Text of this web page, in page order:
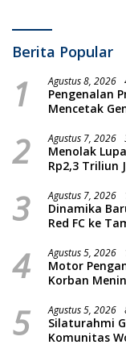
Berita Popular
1 Agustus 8, 2026
Pengenalan
Mencetak
2 Agustus 7, 2026
Menolak
Rp2,3 Triliun
3 Agustus 7, 2026
Dinamika
Red FC ke
4 Agustus 5, 2026
Motor
Korban
5 Agustus 5, 2026
Silaturahmi
Komunitas